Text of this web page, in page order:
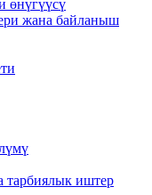
өнүгүүсү
жана байланыш
тарбиялык иштер